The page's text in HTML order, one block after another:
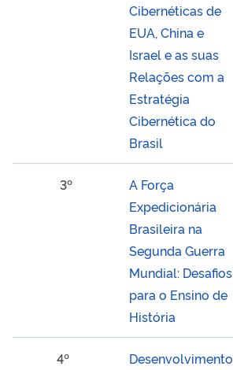
Cibernéticas de
EUA, China e
Israel e as suas
Relações com a
Estratégia
Cibernética do
Brasil
3º
A Força
Expedicionária
Brasileira na
Segunda Guerra
Mundial: Desafios
para o Ensino de
História
4º
Desenvolvimento